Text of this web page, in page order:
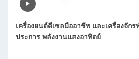
เครื่องเคลือบโลหะแผ่นอัตโนมัติ เครื่อง
เลสเคลือบโลหะแผ่นโลหะเคลือบ Mesh